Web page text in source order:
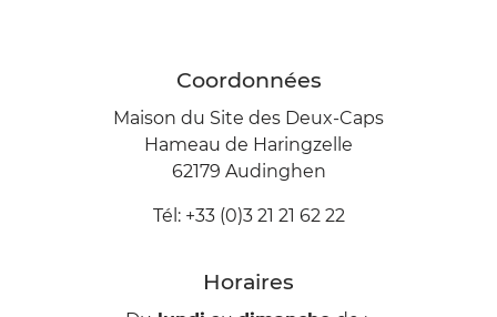
Coordonnées
Maison du Site des Deux-Caps
Hameau de Haringzelle
62179 Audinghen
Tél: +33 (0)3 21 21 62 22
Horaires